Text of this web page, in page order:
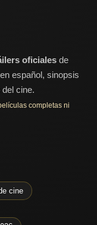
oficiales de
español, sinopsis
cine.
completas ni
cine